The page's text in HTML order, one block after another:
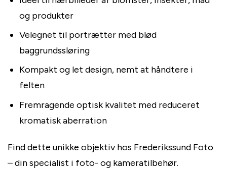
og produkter
Velegnet til portrætter med blød
baggrundssløring
Kompakt og let design, nemt at håndtere i
felten
Fremragende optisk kvalitet med reduceret
kromatisk aberration
Find dette unikke objektiv hos Frederikssund Foto
– din specialist i foto- og kameratilbehør.